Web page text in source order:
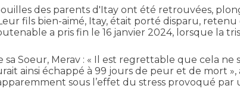
des parents d'Itay ont été retrouvées,
fils bien-aimé, Itay, était porté disparu, retenu
a pris fin le 16 janvier 2024, lorsque la
sa Soeur, Merav : « Il est regrettable que cela ne
ainsi échappé à 99 jours de peur et de mort »,
sous l’effet du stress provoqué par